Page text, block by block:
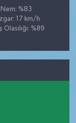
Nem: %83
17 km/h
Olasılığı: %89